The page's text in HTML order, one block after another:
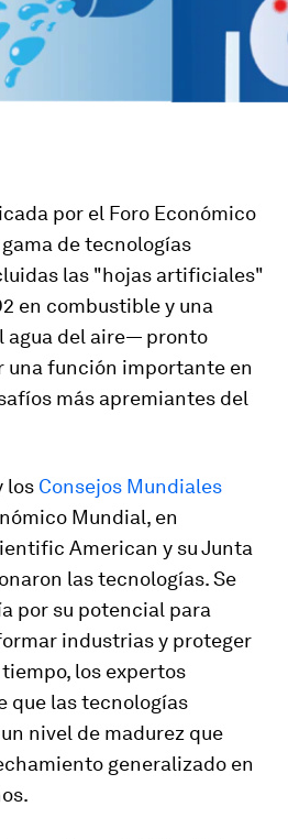
por el Foro Económico
de tecnologías
las "hojas artificiales"
en combustible y una
agua del aire— pronto
una función importante en
más apremiantes del
los Consejos Mundiales
Mundial, en
American y su Junta
las tecnologías. Se
por su potencial para
industrias y proteger
los expertos
que las tecnologías
nivel de madurez que
generalizado en